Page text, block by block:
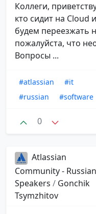
Коллеги,
кто сидит на
будем переезжать
пожалуйста, что
Вопросы ...
#atlassian
#it
#russian
#software
0
Atlassian
Community - Russian
Speakers / Gonchik
Tsymzhitov